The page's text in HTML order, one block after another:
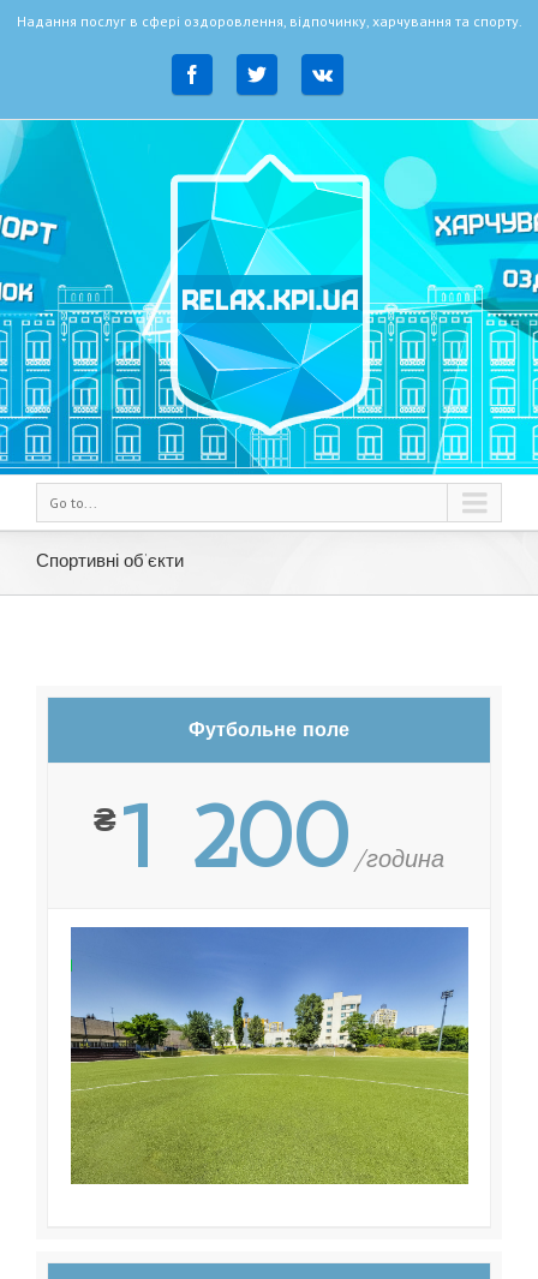
Надання послуг в сфері оздоровлення, відпочинку, харчування та спорту.
Go to...
Спортивні об’єкти
Футбольне поле
₴1 200 /година